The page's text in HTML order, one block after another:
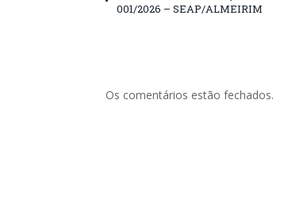
001/2026 – SEAP/ALMEIRIM
Os comentários estão fechados.